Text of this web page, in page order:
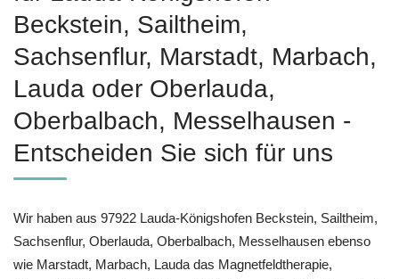
Beckstein, Sailtheim,
Sachsenflur, Marstadt, Marbach,
Lauda oder Oberlauda,
Oberbalbach, Messelhausen -
Entscheiden Sie sich für uns
Wir haben aus 97922 Lauda-Königshofen Beckstein, Sailtheim,
Sachsenflur, Oberlauda, Oberbalbach, Messelhausen ebenso
wie Marstadt, Marbach, Lauda das Magnetfeldtherapie,